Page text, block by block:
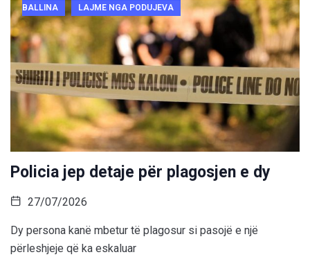
BALLINA LAJME NGA PODUJEVA
Policia jep detaje për plagosjen e dy
27/07/2026
Dy persona kanë mbetur të plagosur si pasojë e një
përleshjeje që ka eskaluar